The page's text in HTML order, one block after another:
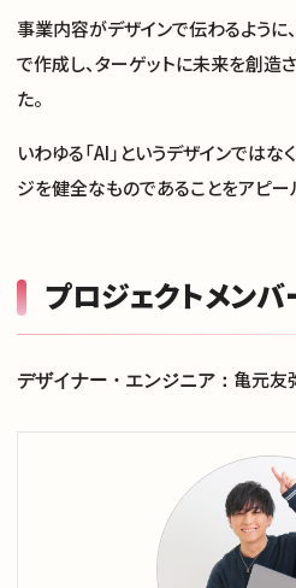
ナレッジノート
事業内容がデザインで伝わるように
で作成し、ターゲットに未来を創造
た。
いわゆる「AI」というデザインでは
ジを健全なものであることをアピー
プロジェクトメンバ
デザイナー・エンジニア： 亀元友